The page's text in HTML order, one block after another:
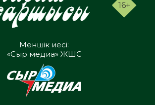
16+
Меншік иесі:
«Сыр медиа» ЖШС